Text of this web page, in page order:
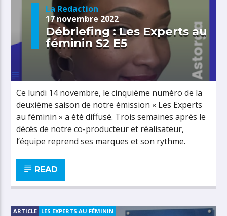
La Redaction
17 novembre 2022
Débriefing : Les Experts au
féminin S2 E5
Ce lundi 14 novembre, le cinquième numéro de la
deuxième saison de notre émission « Les Experts
au féminin » a été diffusé. Trois semaines après le
décès de notre co-producteur et réalisateur,
l’équipe reprend ses marques et son rythme.
READ
ARTICLE LES EXPERTS AU FÉMININ